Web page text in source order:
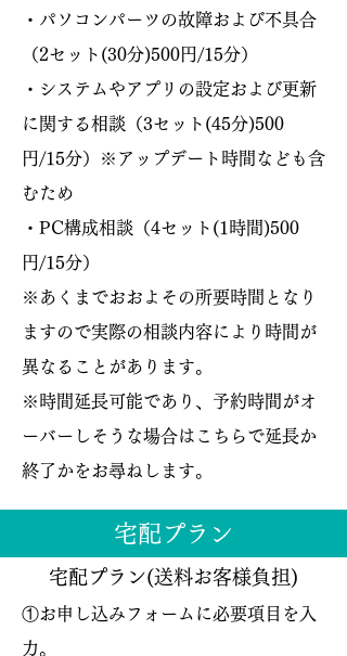
・パソコンパーツの故障および不具合
（2セット(30分)500円/15分）
・システムやアプリの設定および更新
に関する相談（3セット(45分)500
円/15分）※アップデート時間なども含
むため
・PC構成相談（4セット(1時間)500
円/15分）
※あくまでおおよその所要時間となり
ますので実際の相談内容により時間が
異なることがあります。
​※時間延長可能であり、予約時間がオ
ーバーしそうな場合はこちらで延長か
終了かをお尋ねします。
宅配プラン
​宅配プラン(送料お客様負担)
①お申し込みフォームに必要項目を入
力。